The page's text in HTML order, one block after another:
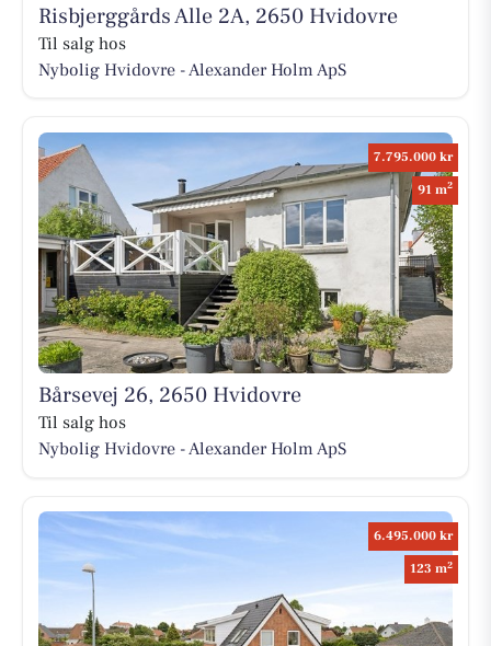
Risbjerggårds Alle 2A, 2650 Hvidovre
Til salg hos
Nybolig Hvidovre - Alexander Holm ApS
7.795.000 kr
91 m2
Bårsevej 26, 2650 Hvidovre
Til salg hos
Nybolig Hvidovre - Alexander Holm ApS
6.495.000 kr
123 m2